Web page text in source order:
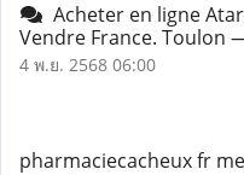
Acheter en ligne
Vendre France. Toulon
4 พ.ย. 2568 06:00
pharmaciecacheux fr